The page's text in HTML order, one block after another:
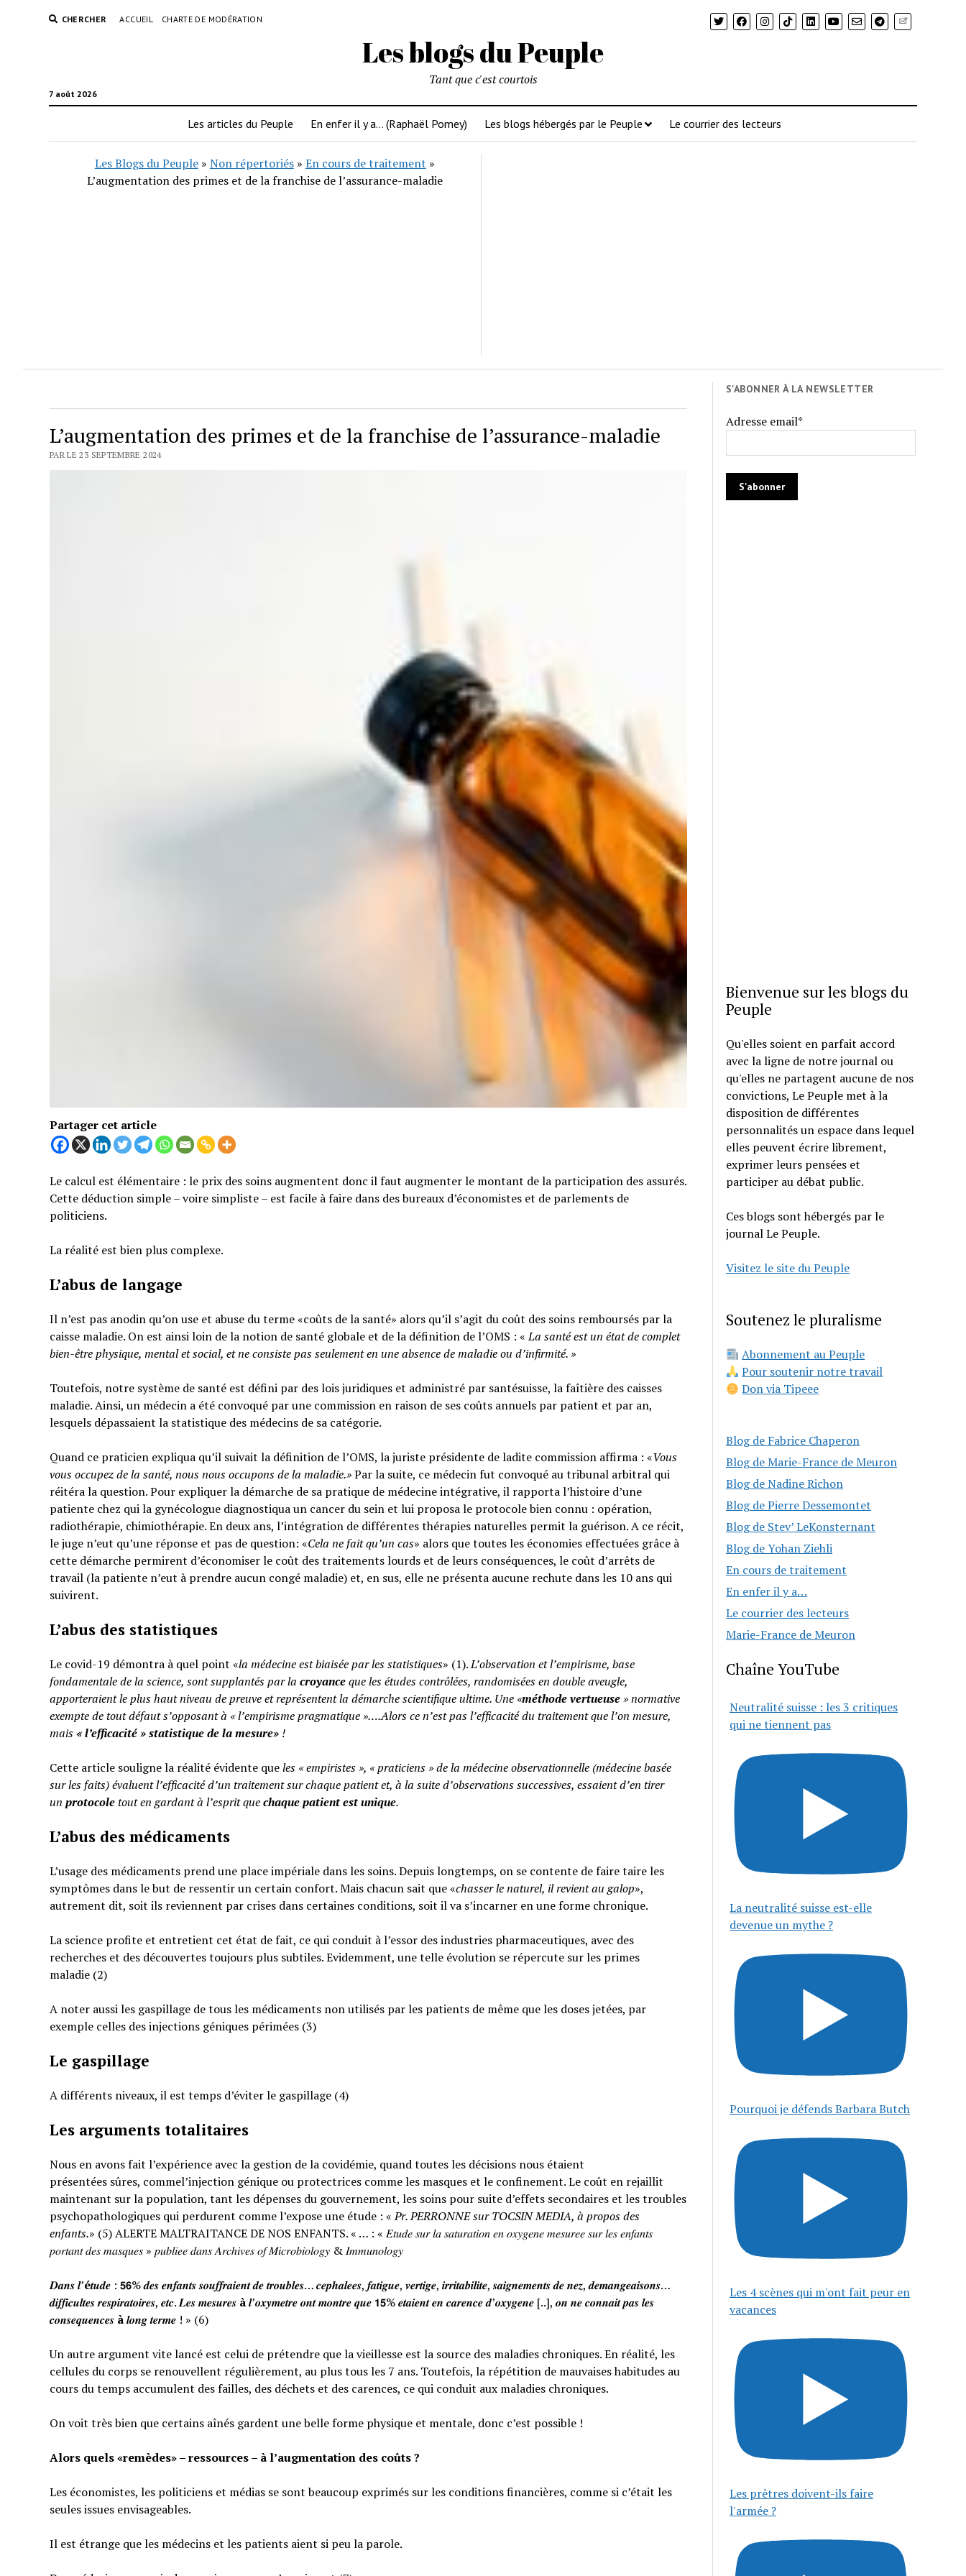
CHERCHER ACCUEIL CHARTE DE MODÉRATION Newsletter
Les blogs du Peuple
7 août 2026
Tant que c'est courtois
Les articles du Peuple En enfer il y a… (Raphaël Pomey) Les blogs hébergés par le Peuple Le courrier des lecteurs
Les Blogs du Peuple» Non répertoriés» En cours de traitement »
L’augmentation des primes et de la franchise de l’assurance-maladie
L’augmentation des primes et de la franchise de l’assurance-maladie
PAR LE 23 SEPTEMBRE 2024
Partager cet article
Le calcul est élémentaire : le prix des soins augmentent donc il faut augmenter le montant de la participation des assurés.
Cette déduction simple – voire simpliste – est facile à faire dans des bureaux d’économistes et de parlements de
politiciens.
La réalité est bien plus complexe.
L’abus de langage
Il n’est pas anodin qu’on use et abuse du terme «coûts de la santé» alors qu’il s’agit du coût des soins remboursés par la
caisse maladie. On est ainsi loin de la notion de santé globale et de la définition de l’OMS : «La santé est un état de complet
bien-être physique, mental et social, et ne consiste pas seulement en une absence de maladie ou d’infirmité.»
Toutefois, notre système de santé est défini par des lois juridiques et administré par santésuisse, la faîtière des caisses
maladie. Ainsi, un médecin a été convoqué par une commission en raison de ses coûts annuels par patient et par an,
lesquels dépassaient la statistique des médecins de sa catégorie.
Quand ce praticien expliqua qu’il suivait la définition de l’OMS, la juriste présidente de ladite commission affirma : «Vous
vous occupez de la santé, nous nous occupons de la maladie.»Par la suite, ce médecin fut convoqué au tribunal arbitral qui
réitéra la question. Pour expliquer la démarche de sa pratique de médecine intégrative, il rapporta l’histoire d’une
patiente chez qui la gynécologue diagnostiqua un cancer du sein et lui proposa le protocole bien connu : opération,
radiothérapie, chimiothérapie. En deux ans, l’intégration de différentes thérapies naturelles permit la guérison. A ce récit,
le juge n’eut qu’une réponse et pas de question: «Cela ne fait qu’un cas» alors que toutes les économies effectuées grâce à
cette démarche permirent d’économiser le coût des traitements lourds et de leurs conséquences, le coût d’arrêts de
travail (la patiente n’eut à prendre aucun congé maladie) et, en sus, elle ne présenta aucune rechute dans les 10 ans qui
suivirent.
L’abus des statistiques
Le covid-19 démontra à quel point «la médecine est biaisée par les statistiques» (1).L’observation et l’empirisme, base
fondamentale de la science, sont supplantés par la croyanceque les études contrôlées, randomisées en double aveugle,
apporteraient le plus haut niveau de preuve et représentent la démarche scientifique ultime. Une «méthode vertueuse» normative
exempte de tout défaut s’opposant à « l’empirisme pragmatique »….Alors ce n’est pas l’efficacité du traitement que l’on mesure,
mais «l’efficacité » statistique de la mesure» !
Cette article souligne la réalité évidente queles « empiristes », « praticiens » de la médecine observationnelle (médecine basée
sur les faits) évaluent l’efficacité d’un traitement sur chaque patient et, à la suite d’observations successives, essaient d’en tirer
un protocoletout en gardant à l’esprit quechaque patient est unique.
L’abus des médicaments
L’usage des médicaments prend une place impériale dans les soins. Depuis longtemps, on se contente de faire taire les
symptômes dans le but de ressentir un certain confort. Mais chacun sait que «chasser le naturel, il revient au galop»,
autrement dit, soit ils reviennent par crises dans certaines conditions, soit il va s’incarner en une forme chronique.
La science profite et entretient cet état de fait, ce qui conduit à l’essor des industries pharmaceutiques, avec des
recherches et des découvertes toujours plus subtiles. Evidemment, une telle évolution se répercute sur les primes
maladie (2)
A noter aussi les gaspillage de tous les médicaments non utilisés par les patients de même que les doses jetées, par
exemple celles des injections géniques périmées (3)
Le gaspillage
A différents niveaux, il est temps d’éviter le gaspillage (4)
Les arguments totalitaires
Nous en avons fait l’expérience avec la gestion de la covidémie, quand toutes les décisions nous étaient
présentées sûres, commel’injection génique ou protectrices comme les masques et le confinement. Le coût en rejaillit
maintenant sur la population, tant les dépenses du gouvernement, les soins pour suite d’effets secondaires et les troubles
psychopathologiques qui perdurent comme l’expose une étude : «Pr. PERRONNE sur TOCSIN MEDIA, à propos des
enfants.» (5) ALERTE MALTRAITANCE DE NOS ENFANTS. « … : « 𝐸𝑡𝑢𝑑𝑒 𝑠𝑢𝑟 𝑙𝑎 𝑠𝑎𝑡𝑢𝑟𝑎𝑡𝑖𝑜𝑛 𝑒𝑛 𝑜𝑥𝑦𝑔𝑒𝑛𝑒 𝑚𝑒𝑠𝑢𝑟𝑒𝑒 𝑠𝑢𝑟 𝑙𝑒𝑠 𝑒𝑛𝑓𝑎𝑛𝑡𝑠
𝑝𝑜𝑟𝑡𝑎𝑛𝑡 𝑑𝑒𝑠 𝑚𝑎𝑠𝑞𝑢𝑒𝑠 » 𝑝𝑢𝑏𝑙𝑖𝑒𝑒 𝑑𝑎𝑛𝑠 𝐴𝑟𝑐ℎ𝑖𝑣𝑒𝑠 𝑜𝑓 𝑀𝑖𝑐𝑟𝑜𝑏𝑖𝑜𝑙𝑜𝑔𝑦 & 𝐼𝑚𝑚𝑢𝑛𝑜𝑙𝑜𝑔𝑦
𝑫𝒂𝒏𝒔 𝒍’é𝒕𝒖𝒅𝒆 : 𝟱𝟲% 𝒅𝒆𝒔 𝒆𝒏𝒇𝒂𝒏𝒕𝒔 𝒔𝒐𝒖𝒇𝒇𝒓𝒂𝒊𝒆𝒏𝒕 𝒅𝒆 𝒕𝒓𝒐𝒖𝒃𝒍𝒆𝒔… 𝒄𝒆𝒑𝒉𝒂𝒍𝒆𝒆𝒔, 𝒇𝒂𝒕𝒊𝒈𝒖𝒆, 𝒗𝒆𝒓𝒕𝒊𝒈𝒆, 𝒊𝒓𝒓𝒊𝒕𝒂𝒃𝒊𝒍𝒊𝒕𝒆, 𝒔𝒂𝒊𝒈𝒏𝒆𝒎𝒆𝒏𝒕𝒔 𝒅𝒆 𝒏𝒆𝒛, 𝒅𝒆𝒎𝒂𝒏𝒈𝒆𝒂𝒊𝒔𝒐𝒏𝒔…
𝒅𝒊𝒇𝒇𝒊𝒄𝒖𝒍𝒕𝒆𝒔 𝒓𝒆𝒔𝒑𝒊𝒓𝒂𝒕𝒐𝒊𝒓𝒆𝒔, 𝒆𝒕𝒄. 𝑳𝒆𝒔 𝒎𝒆𝒔𝒖𝒓𝒆𝒔 à𝒍’𝒐𝒙𝒚𝒎𝒆𝒕𝒓𝒆 𝒐𝒏𝒕 𝒎𝒐𝒏𝒕𝒓𝒆 𝒒𝒖𝒆 𝟭𝟱% 𝒆𝒕𝒂𝒊𝒆𝒏𝒕 𝒆𝒏 𝒄𝒂𝒓𝒆𝒏𝒄𝒆 𝒅’𝒐𝒙𝒚𝒈𝒆𝒏𝒆 [..], 𝒐𝒏 𝒏𝒆 𝒄𝒐𝒏𝒏𝒂𝒊𝒕 𝒑𝒂𝒔 𝒍𝒆𝒔
𝒄𝒐𝒏𝒔𝒆𝒒𝒖𝒆𝒏𝒄𝒆𝒔 à𝒍𝒐𝒏𝒈 𝒕𝒆𝒓𝒎𝒆 ! » (6)
Un autre argument vite lancé est celui de prétendre que la vieillesse est la source des maladies chroniques. En réalité, les
cellules du corps se renouvellent régulièrement, au plus tous les 7 ans. Toutefois, la répétition de mauvaises habitudes au
cours du temps accumulent des failles, des déchets et des carences, ce qui conduit aux maladies chroniques.
On voit très bien que certains aînés gardent une belle forme physique et mentale, donc c’est possible !
Alors quels «remèdes» – ressources – à l’augmentation des coûts ?
Les économistes, les politiciens et médias se sont beaucoup exprimés sur les conditions financières, comme si c’était les
seules issues envisageables.
Il est étrange que les médecins et les patients aient si peu la parole.
S'ABONNER À LA NEWSLETTER
Adresse email*
Bienvenue sur les blogs du
Peuple
Qu'elles soient en parfait accord
avec la ligne de notre journal ou
qu'elles ne partagent aucune de nos
convictions, Le Peuple met à la
disposition de différentes
personnalités un espace dans lequel
elles peuvent écrire librement,
exprimer leurs pensées et
participer au débat public.
Ces blogs sont hébergés par le
journal Le Peuple.
Visitez le site du Peuple
Soutenez le pluralisme
Abonnement au Peuple
Pour soutenir notre travail
Don via Tipeee
Blog de Fabrice Chaperon
Blog de Marie-France de Meuron
Blog de Nadine Richon
Blog de Pierre Dessemontet
Blog de Stev’ LeKonsternant
Blog de Yohan Ziehli
En cours de traitement
En enfer il y a…
Le courrier des lecteurs
Marie-France de Meuron
Chaîne YouTube
Neutralité suisse : les 3 critiques
qui ne tiennent pas
La neutralité suisse est-elle
devenue un mythe ?
Pourquoi je défends Barbara Butch
Les 4 scènes qui m'ont fait peur en
vacances
Les prêtres doivent-ils faire
l'armée ?